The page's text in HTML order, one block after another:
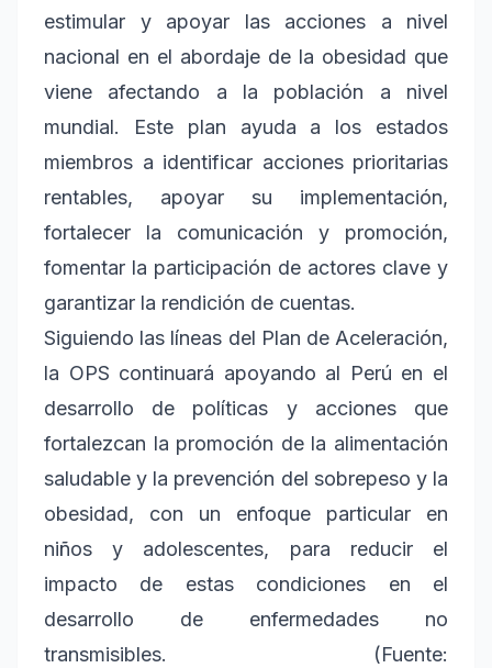
estimular y apoyar las acciones a nivel
nacional en el abordaje de la obesidad que
viene afectando a la población a nivel
mundial. Este plan ayuda a los estados
miembros a identificar acciones prioritarias
rentables, apoyar su implementación,
fortalecer la comunicación y promoción,
fomentar la participación de actores clave y
garantizar la rendición de cuentas.
Siguiendo las líneas del Plan de Aceleración,
la OPS continuará apoyando al Perú en el
desarrollo de políticas y acciones que
fortalezcan la promoción de la alimentación
saludable y la prevención del sobrepeso y la
obesidad, con un enfoque particular en
niños y adolescentes, para reducir el
impacto de estas condiciones en el
desarrollo de enfermedades no
transmisibles. (Fuente: